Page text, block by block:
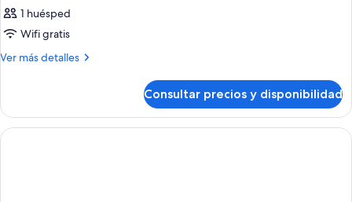
1 huésped
Wifi gratis
Ver más detalles
Más
Consultar precios y disponibilidad